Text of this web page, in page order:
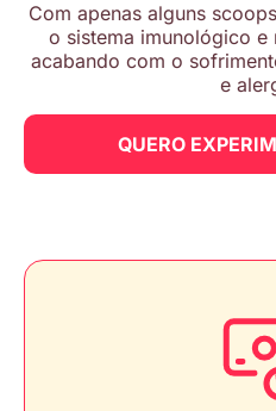
Com apenas alguns
o sistema imunológico e
acabando com o
e
QUERO